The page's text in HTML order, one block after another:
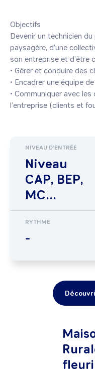
Objectifs
Devenir un technicien
paysagère, d’une
son entreprise et d’être
• Gérer et conduire des
• Encadrer une équipe
• Communiquer avec
l’entreprise (clients et
NIVEAU D'ENTRÉE
Niveau
CAP, BEP,
MC...
RYTHME
-
fleuri